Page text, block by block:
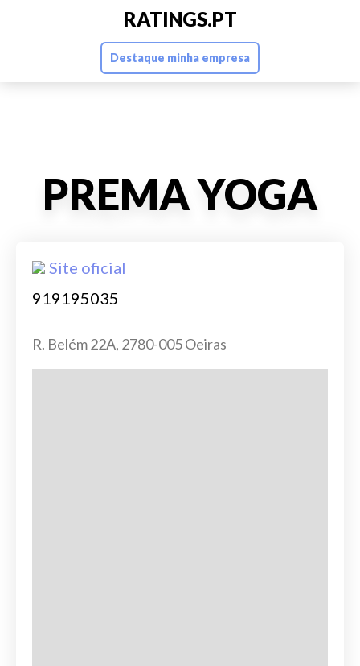
RATINGS.PT
Destaque minha empresa
PREMA YOGA
Site oficial
919195035
R. Belém 22A, 2780-005 Oeiras